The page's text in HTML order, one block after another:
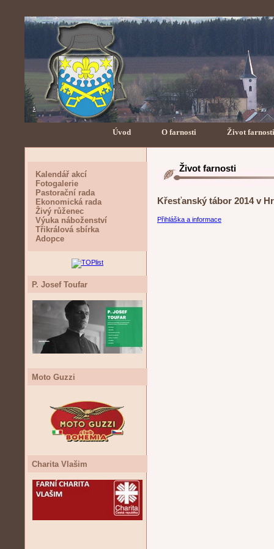
Úvod O farnosti Život farnosti
Kalendář akcí
Fotogalerie
Pastorační rada
Ekonomická rada
Živý růženec
Výuka náboženství
Třikrálová sbírka
Adopce
P. Josef Toufar
Moto Guzzi
Charita Vlašim
Život farnosti
Křesťanský tábor 2014 v
Přihláška a informace